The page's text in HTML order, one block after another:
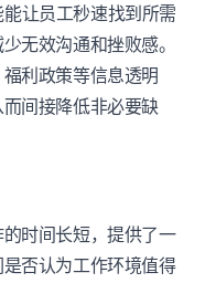
让员工秒速找到所需
无效沟通和挫败感。
利政策等信息透明
间接降低非必要缺
时间长短，提供了一
否认为工作环境值得